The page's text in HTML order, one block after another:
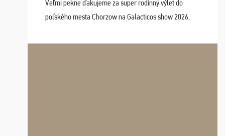
Veľmi pekne ďakujeme za super rodinný výlet do
poľského mesta Chorzow na Galacticos show 2026.
Navštívili sme aj zábavný park Legendia, previe ...